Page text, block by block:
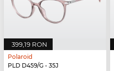
399,19 RON
Polaroid
PLD D459/G - 35J